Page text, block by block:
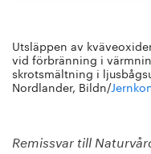
Utsläppen av
vid förbränning i
skrotsmältning i
Nordlander, Bildn/
Remissvar till